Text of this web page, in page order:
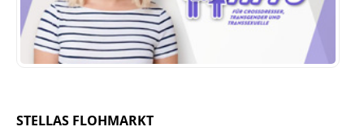
STELLAS FLOHMARKT